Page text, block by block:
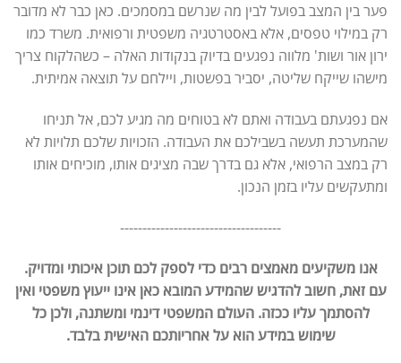
פער בין המצב בפועל לבין מה שנרשם במסמכים. כאן כבר לא מדובר
רק במילוי טפסים, אלא באסטרטגיה משפטית ורפואית. משרד כמו
ירון אור ושות' מלווה נפגעים בדיוק בנקודות האלה – כשהלקוח צריך
מישהו שייקח שליטה, יסביר בפשטות, ויילחם על תוצאה אמיתית.
אם נפגעתם בעבודה ואתם לא בטוחים מה מגיע לכם, אל תניחו
שהמערכת תעשה בשבילכם את העבודה. הזכויות שלכם תלויות לא
רק במצב הרפואי, אלא גם בדרך שבה מציגים אותו, מוכיחים אותו
ומתעקשים עליו בזמן הנכון.
------------------------------------
אנו משקיעים מאמצים רבים כדי לספק לכם תוכן איכותי ומדויק.
עם זאת, חשוב להדגיש שהמידע המובא כאן אינו ייעוץ משפטי ואין
להסתמך עליו ככזה. העולם המשפטי דינמי ומשתנה, ולכן כל
שימוש במידע הוא על אחריותכם האישית בלבד.